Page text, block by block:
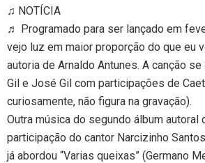
♫ NOTÍCIA
♬ Programado para ser lançado em
vejo luz em maior proporção do que eu
autoria de Arnaldo Antunes. A canção
Gil e José Gil com participações de
curiosamente, não figura na gravação).
Outra música do segundo álbum autoral
participação do cantor Narcizinho
já abordou “Varias queixas” (Germano